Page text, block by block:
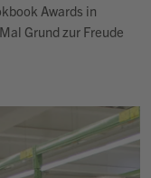
Awards in
Grund zur Freude